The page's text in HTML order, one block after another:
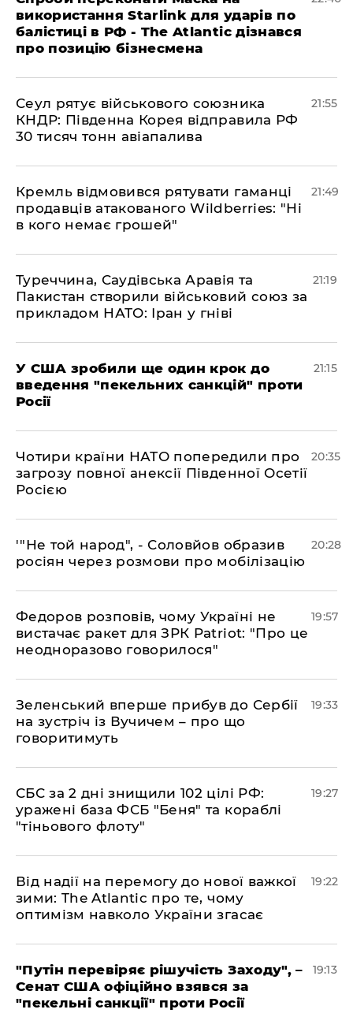
використання Starlink для ударів по
балістиці в РФ - The Atlantic дізнався
про позицію бізнесмена
​Сеул рятує військового союзника
КНДР: Південна Корея відправила РФ
30 тисяч тонн авіапалива
21:55
​Кремль відмовився рятувати гаманці
продавців атакованого Wildberries: "Ні
в кого немає грошей"
21:49
​Туреччина, Саудівська Аравія та
Пакистан створили військовий союз за
прикладом НАТО: Іран у гніві
21:19
​У США зробили ще один крок до
введення "пекельних санкцій" проти
Росії
21:15
​Чотири країни НАТО попередили про
загрозу повної анексії Південної Осетії
Росією
20:35
​'"Не той народ", - Соловйов образив
росіян через розмови про мобілізацію
20:28
​Федоров розповів, чому Україні не
вистачає ракет для ЗРК Patriot: "Про це
неодноразово говорилося"
19:57
​Зеленський вперше прибув до Сербії
на зустріч із Вучичем – про що
говоритимуть
19:33
​СБС за 2 дні знищили 102 цілі РФ:
уражені база ФСБ "Беня" та кораблі
"тіньового флоту"
19:27
​Від надії на перемогу до нової важкої
зими: The Atlantic про те, чому
оптимізм навколо України згасає
19:22
​"Путін перевіряє рішучість Заходу", –
Сенат США офіційно взявся за
"пекельні санкції" проти Росії
19:13